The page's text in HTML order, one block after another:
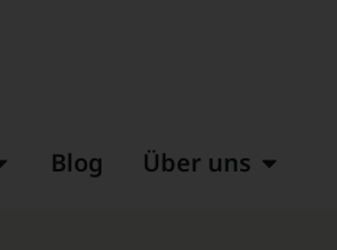
Blog Über uns